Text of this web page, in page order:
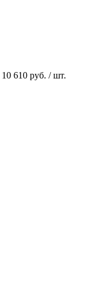
10 610 руб. / шт.